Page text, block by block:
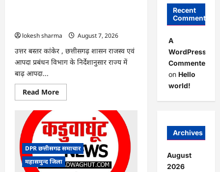
lokesh sharma
August 7, 2026
उत्तर बस्तर कांकेर , छत्तीसगढ़ शासन राजस्व एवं
आपदा प्रबंधन विभाग के निर्देशानुसार राज्य में
बाढ़ आपदा...
Read MoreRead
more
:
आपदा
प्रबंधन
संबंधी
राज्य
स्तरीय
मॉक
एक्सरसाइज
DPR छत्तीसगढ समाचार
महासमुन्द जिला
Recent
Comments
A
WordPress
Commenter
on Hello
world!
Archives
August
2026